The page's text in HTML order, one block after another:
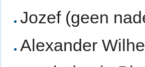
Jozef (geen
Alexander